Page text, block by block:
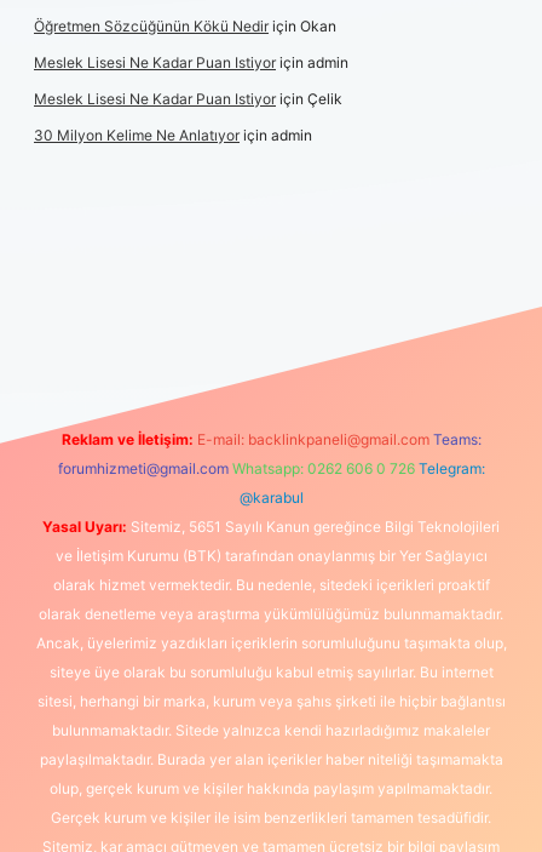
Öğretmen Sözcüğünün Kökü Nediriçin Okan
Meslek Lisesi Ne Kadar Puan Istiyoriçin admin
Meslek Lisesi Ne Kadar Puan Istiyoriçin Çelik
30 Milyon Kelime Ne Anlatıyoriçin admin
elexbetgiris.org
Reklam ve İletişim: E-mail: backlinkpaneli@gmail.com Teams:
forumhizmeti@gmail.com Whatsapp: 0262 606 0 726 Telegram:
@karabul
Yasal Uyarı: Sitemiz, 5651 Sayılı Kanun gereğince Bilgi Teknolojileri
ve İletişim Kurumu (BTK) tarafından onaylanmış bir Yer Sağlayıcı
olarak hizmet vermektedir. Bu nedenle, sitedeki içerikleri proaktif
olarak denetleme veya araştırma yükümlülüğümüz bulunmamaktadır.
Ancak, üyelerimiz yazdıkları içeriklerin sorumluluğunu taşımakta olup,
siteye üye olarak bu sorumluluğu kabul etmiş sayılırlar. Bu internet
sitesi, herhangi bir marka, kurum veya şahıs şirketi ile hiçbir bağlantısı
bulunmamaktadır. Sitede yalnızca kendi hazırladığımız makaleler
paylaşılmaktadır. Burada yer alan içerikler haber niteliği taşımamakta
olup, gerçek kurum ve kişiler hakkında paylaşım yapılmamaktadır.
Gerçek kurum ve kişiler ile isim benzerlikleri tamamen tesadüfidir.
Sitemiz, kar amacı gütmeyen ve tamamen ücretsiz bir bilgi paylaşım